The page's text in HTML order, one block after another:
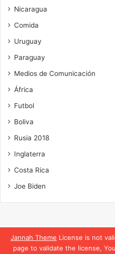
Jannah Theme License is not
page to validate the license,
Nicaragua
Comida
Uruguay
Paraguay
Medios de Comunicación
África
Futbol
Boliva
Rusia 2018
Inglaterra
Costa Rica
Joe Biden